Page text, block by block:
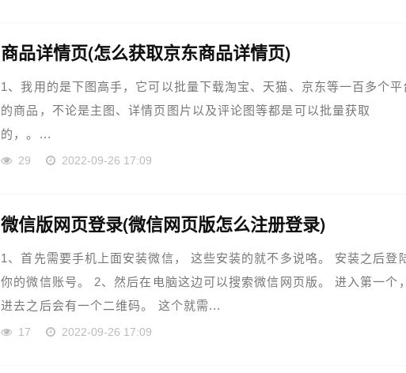
商品详情页(怎么获取京东商品详情页)
1、我用的是下图高手，它可以批量下载淘宝、天猫、京东等一百多个平
的商品，不论是主图、详情页图片以及评论图等都是可以批量获取
的，。...
29 2022-09-26 17:09
微信版网页登录(微信网页版怎么注册登录)
1、首先需要手机上面安装微信， 这些安装的就不多说咯。 安装之后登
你的微信账号。 2、然后在电脑这边可以搜索微信网页版。 进入第一个，
进去之后会有一个二维码。 这个就需...
17 2022-09-26 17:09